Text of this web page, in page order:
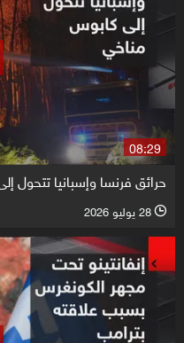
08:29
حرائق فرنسا وإسبانيا تتحول
l 28 يوليو 2026